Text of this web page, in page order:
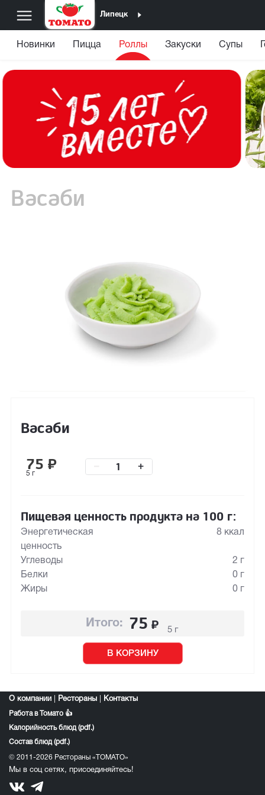
Липецк
Новинки Пицца Роллы Закуски Супы
Васаби
Васаби
75 ₽
5 г
+
Пищевая ценность продукта на 100 г:
Энергетическая
ценность
8 ккал
Углеводы
2 г
Белки
0 г
Жиры
0 г
Итого: 75 ₽ 5 г
В КОРЗИНУ
О компании Рестораны Контакты
Работа в Томато 👍
Калорийность блюд (pdf.)
Состав блюд (pdf.)
© 2011-2026 Рестораны «ТОМАТО»
Мы в соц сетях, присоединяйтесь!